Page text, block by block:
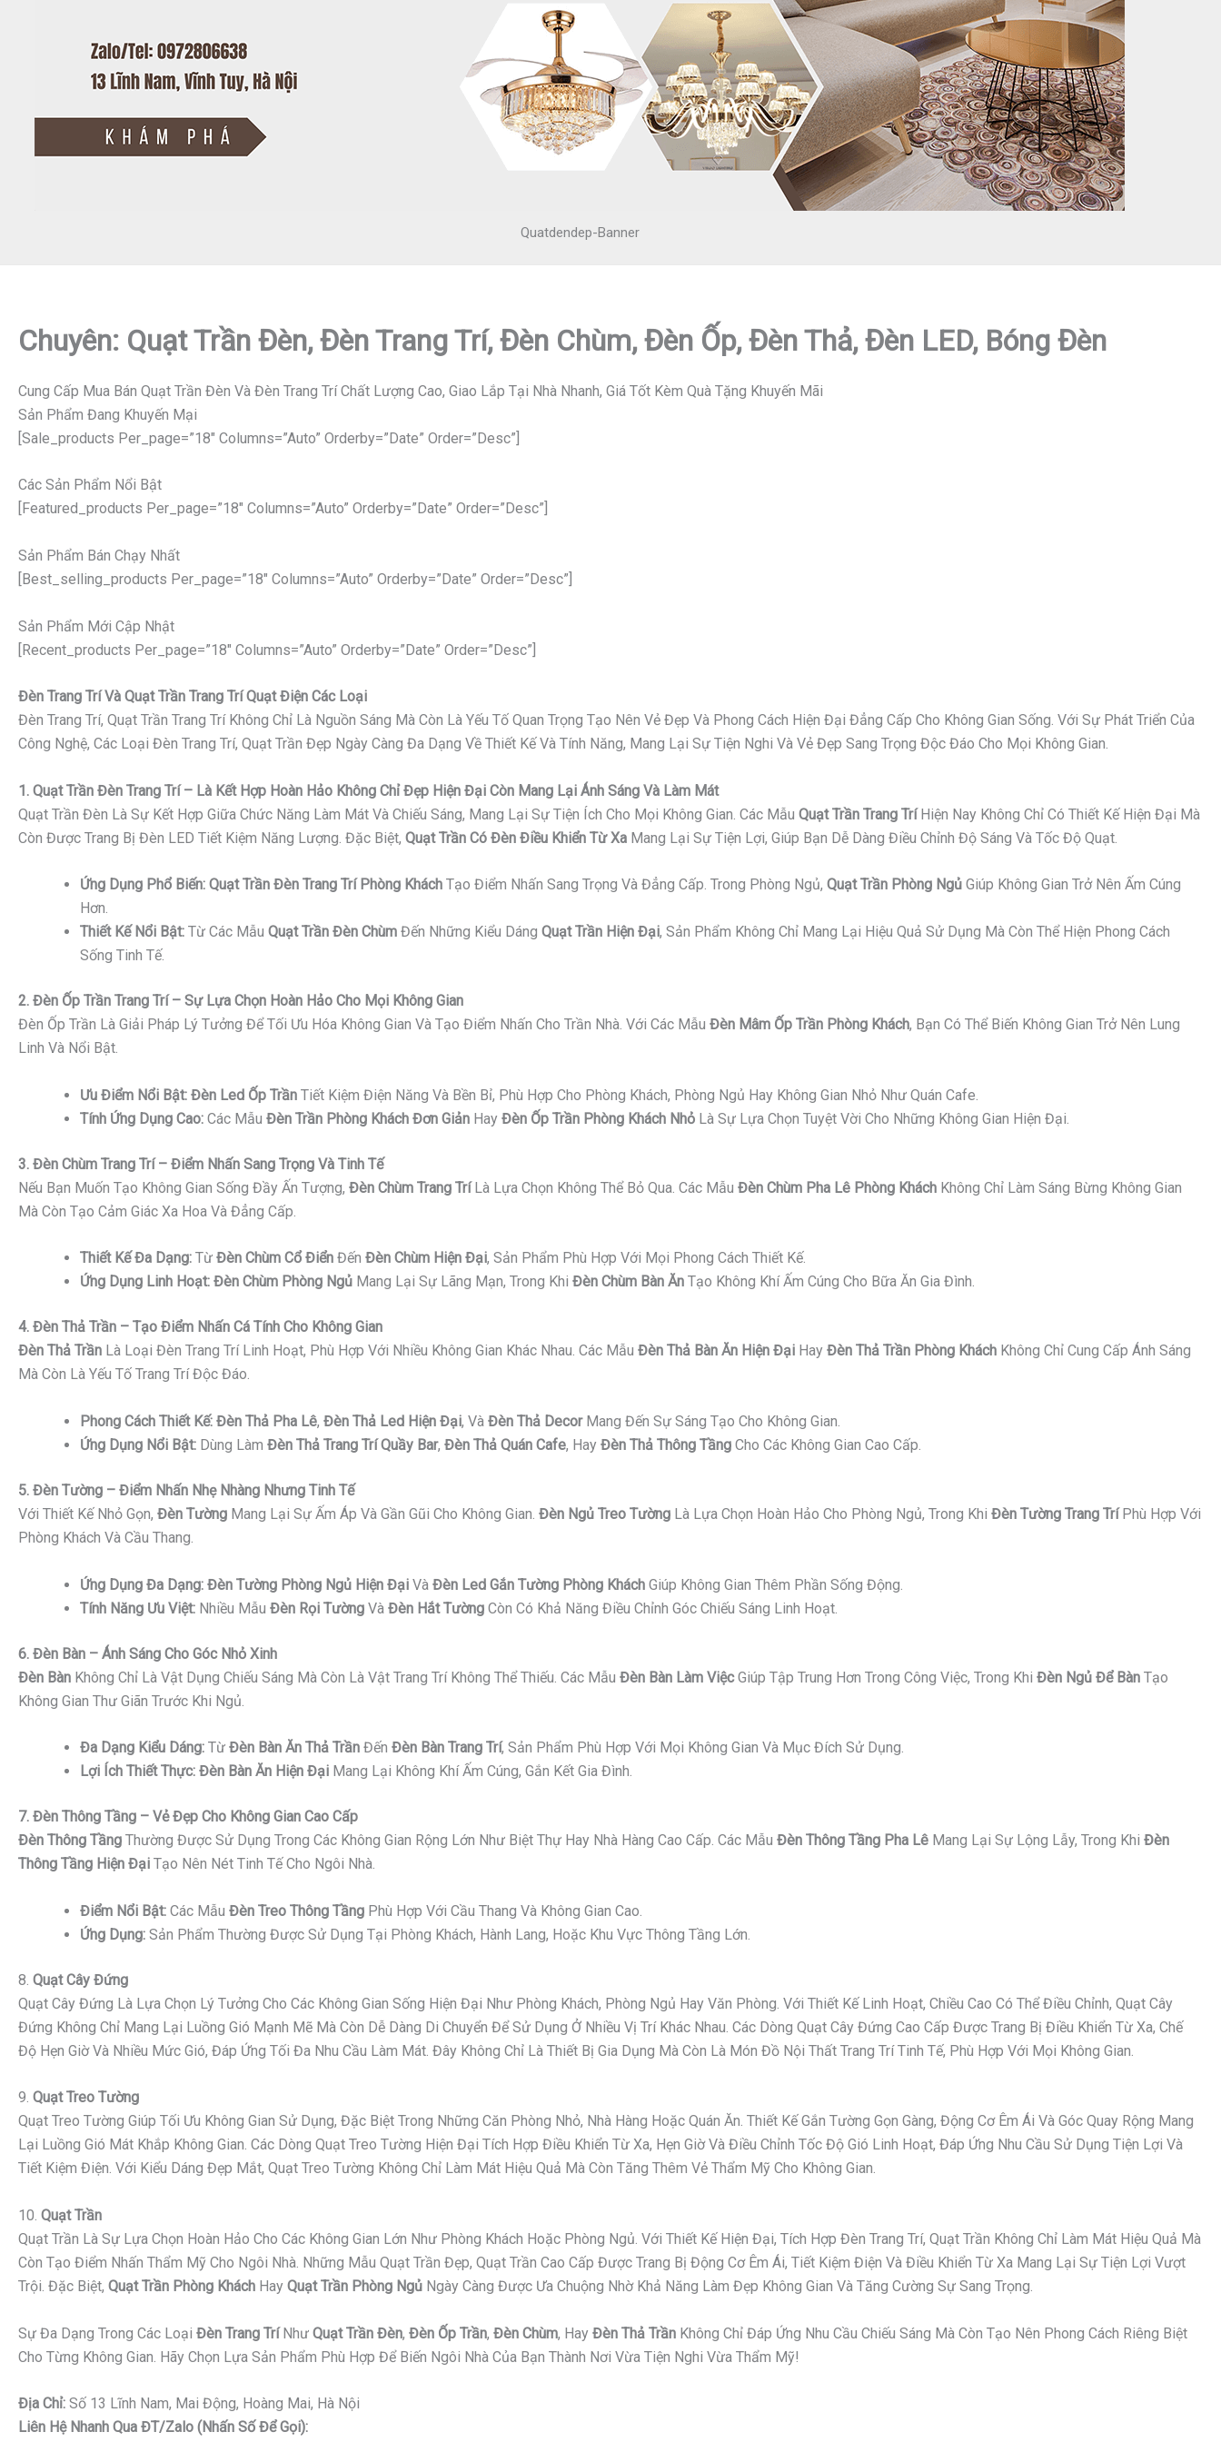
Quatdendep-Banner
Chuyên: Quạt Trần Đèn, Đèn Trang Trí, Đèn Chùm, Đèn Ốp, Đèn Thả, Đèn LED, Bóng Đèn
Cung Cấp Mua Bán Quạt Trần Đèn Và Đèn Trang Trí Chất Lượng Cao, Giao Lắp Tại Nhà Nhanh, Giá Tốt Kèm Quà Tặng Khuyến Mãi
Sản Phẩm Đang Khuyến Mại
[sale_products Per_page=”18″ Columns=”auto” Orderby=”date” Order=”desc”]
Các Sản Phẩm Nổi Bật
[featured_products Per_page=”18″ Columns=”auto” Orderby=”date” Order=”desc”]
Sản Phẩm Bán Chạy Nhất
[best_selling_products Per_page=”18″ Columns=”auto” Orderby=”date” Order=”desc”]
Sản Phẩm Mới Cập Nhật
[recent_products Per_page=”18″ Columns=”auto” Orderby=”date” Order=”desc”]
Đèn Trang Trí Và Quạt Trần Trang Trí Quạt Điện Các Loại
Đèn Trang Trí, Quạt Trần Trang Trí Không Chỉ Là Nguồn Sáng Mà Còn Là Yếu Tố Quan Trọng Tạo Nên Vẻ Đẹp Và Phong Cách Hiện Đại Đẳng Cấp Cho Không Gian Sống. Với Sự Phát Triển Của
Công Nghệ, Các Loại Đèn Trang Trí, Quạt Trần Đẹp Ngày Càng Đa Dạng Về Thiết Kế Và Tính Năng, Mang Lại Sự Tiện Nghi Và Vẻ Đẹp Sang Trọng Độc Đáo Cho Mọi Không Gian.
1. Quạt Trần Đèn Trang Trí – Là Kết Hợp Hoàn Hảo Không Chỉ Đẹp Hiện Đại Còn Mang Lại Ánh Sáng Và Làm Mát
Quạt Trần Đèn Là Sự Kết Hợp Giữa Chức Năng Làm Mát Và Chiếu Sáng, Mang Lại Sự Tiện Ích Cho Mọi Không Gian. Các Mẫu Quạt Trần Trang TríHiện Nay Không Chỉ Có Thiết Kế Hiện Đại Mà
Còn Được Trang Bị Đèn LED Tiết Kiệm Năng Lượng. Đặc Biệt, Quạt Trần Có Đèn Điều Khiển Từ Xa Mang Lại Sự Tiện Lợi, Giúp Bạn Dễ Dàng Điều Chỉnh Độ Sáng Và Tốc Độ Quạt.
Ứng Dụng Phổ Biến: Quạt Trần Đèn Trang Trí Phòng Khách Tạo Điểm Nhấn Sang Trọng Và Đẳng Cấp. Trong Phòng Ngủ, Quạt Trần Phòng Ngủ Giúp Không Gian Trở Nên Ấm Cúng
Hơn.
Thiết Kế Nổi Bật: Từ Các Mẫu Quạt Trần Đèn Chùm Đến Những Kiểu Dáng Quạt Trần Hiện Đại, Sản Phẩm Không Chỉ Mang Lại Hiệu Quả Sử Dụng Mà Còn Thể Hiện Phong Cách
Sống Tinh Tế.
2. Đèn Ốp Trần Trang Trí – Sự Lựa Chọn Hoàn Hảo Cho Mọi Không Gian
Đèn Ốp Trần Là Giải Pháp Lý Tưởng Để Tối Ưu Hóa Không Gian Và Tạo Điểm Nhấn Cho Trần Nhà. Với Các Mẫu Đèn Mâm Ốp Trần Phòng Khách, Bạn Có Thể Biến Không Gian Trở Nên Lung
Linh Và Nổi Bật.
Ưu Điểm Nổi Bật: Đèn Led Ốp Trần Tiết Kiệm Điện Năng Và Bền Bỉ, Phù Hợp Cho Phòng Khách, Phòng Ngủ Hay Không Gian Nhỏ Như Quán Cafe.
Tính Ứng Dụng Cao: Các Mẫu Đèn Trần Phòng Khách Đơn Giản Hay Đèn Ốp Trần Phòng Khách Nhỏ Là Sự Lựa Chọn Tuyệt Vời Cho Những Không Gian Hiện Đại.
3. Đèn Chùm Trang Trí – Điểm Nhấn Sang Trọng Và Tinh Tế
Nếu Bạn Muốn Tạo Không Gian Sống Đầy Ấn Tượng, Đèn Chùm Trang TríLà Lựa Chọn Không Thể Bỏ Qua. Các Mẫu Đèn Chùm Pha Lê Phòng Khách Không Chỉ Làm Sáng Bừng Không Gian
Mà Còn Tạo Cảm Giác Xa Hoa Và Đẳng Cấp.
Thiết Kế Đa Dạng: Từ Đèn Chùm Cổ Điển Đến Đèn Chùm Hiện Đại, Sản Phẩm Phù Hợp Với Mọi Phong Cách Thiết Kế.
Ứng Dụng Linh Hoạt: Đèn Chùm Phòng Ngủ Mang Lại Sự Lãng Mạn, Trong Khi Đèn Chùm Bàn Ăn Tạo Không Khí Ấm Cúng Cho Bữa Ăn Gia Đình.
4. Đèn Thả Trần – Tạo Điểm Nhấn Cá Tính Cho Không Gian
Đèn Thả Trần Là Loại Đèn Trang Trí Linh Hoạt, Phù Hợp Với Nhiều Không Gian Khác Nhau. Các Mẫu Đèn Thả Bàn Ăn Hiện Đại Hay Đèn Thả Trần Phòng Khách Không Chỉ Cung Cấp Ánh Sáng
Mà Còn Là Yếu Tố Trang Trí Độc Đáo.
Phong Cách Thiết Kế: Đèn Thả Pha Lê, Đèn Thả Led Hiện Đại, Và Đèn Thả DecorMang Đến Sự Sáng Tạo Cho Không Gian.
Ứng Dụng Nổi Bật: Dùng Làm Đèn Thả Trang Trí Quầy Bar, Đèn Thả Quán Cafe, Hay Đèn Thả Thông Tầng Cho Các Không Gian Cao Cấp.
5. Đèn Tường – Điểm Nhấn Nhẹ Nhàng Nhưng Tinh Tế
Với Thiết Kế Nhỏ Gọn, Đèn Tường Mang Lại Sự Ấm Áp Và Gần Gũi Cho Không Gian. Đèn Ngủ Treo Tường Là Lựa Chọn Hoàn Hảo Cho Phòng Ngủ, Trong Khi Đèn Tường Trang TríPhù Hợp Với
Phòng Khách Và Cầu Thang.
Ứng Dụng Đa Dạng: Đèn Tường Phòng Ngủ Hiện Đại Và Đèn Led Gắn Tường Phòng Khách Giúp Không Gian Thêm Phần Sống Động.
Tính Năng Ưu Việt: Nhiều Mẫu Đèn Rọi Tường Và Đèn Hắt Tường Còn Có Khả Năng Điều Chỉnh Góc Chiếu Sáng Linh Hoạt.
6. Đèn Bàn – Ánh Sáng Cho Góc Nhỏ Xinh
Đèn Bàn Không Chỉ Là Vật Dụng Chiếu Sáng Mà Còn Là Vật Trang Trí Không Thể Thiếu. Các Mẫu Đèn Bàn Làm ViệcGiúp Tập Trung Hơn Trong Công Việc, Trong Khi Đèn Ngủ Để Bàn Tạo
Không Gian Thư Giãn Trước Khi Ngủ.
Đa Dạng Kiểu Dáng: Từ Đèn Bàn Ăn Thả Trần Đến Đèn Bàn Trang Trí, Sản Phẩm Phù Hợp Với Mọi Không Gian Và Mục Đích Sử Dụng.
Lợi Ích Thiết Thực: Đèn Bàn Ăn Hiện Đại Mang Lại Không Khí Ấm Cúng, Gắn Kết Gia Đình.
7. Đèn Thông Tầng – Vẻ Đẹp Cho Không Gian Cao Cấp
Đèn Thông Tầng Thường Được Sử Dụng Trong Các Không Gian Rộng Lớn Như Biệt Thự Hay Nhà Hàng Cao Cấp. Các Mẫu Đèn Thông Tầng Pha Lê Mang Lại Sự Lộng Lẫy, Trong Khi Đèn
Thông Tầng Hiện Đại Tạo Nên Nét Tinh Tế Cho Ngôi Nhà.
Điểm Nổi Bật: Các Mẫu Đèn Treo Thông Tầng Phù Hợp Với Cầu Thang Và Không Gian Cao.
Ứng Dụng: Sản Phẩm Thường Được Sử Dụng Tại Phòng Khách, Hành Lang, Hoặc Khu Vực Thông Tầng Lớn.
8. Quạt Cây Đứng
Quạt Cây Đứng Là Lựa Chọn Lý Tưởng Cho Các Không Gian Sống Hiện Đại Như Phòng Khách, Phòng Ngủ Hay Văn Phòng. Với Thiết Kế Linh Hoạt, Chiều Cao Có Thể Điều Chỉnh, Quạt Cây
Đứng Không Chỉ Mang Lại Luồng Gió Mạnh Mẽ Mà Còn Dễ Dàng Di Chuyển Để Sử Dụng Ở Nhiều Vị Trí Khác Nhau. Các Dòng Quạt Cây Đứng Cao Cấp Được Trang Bị Điều Khiển Từ Xa, Chế
Độ Hẹn Giờ Và Nhiều Mức Gió, Đáp Ứng Tối Đa Nhu Cầu Làm Mát. Đây Không Chỉ Là Thiết Bị Gia Dụng Mà Còn Là Món Đồ Nội Thất Trang Trí Tinh Tế, Phù Hợp Với Mọi Không Gian.
9. Quạt Treo Tường
Quạt Treo Tường Giúp Tối Ưu Không Gian Sử Dụng, Đặc Biệt Trong Những Căn Phòng Nhỏ, Nhà Hàng Hoặc Quán Ăn. Thiết Kế Gắn Tường Gọn Gàng, Động Cơ Êm Ái Và Góc Quay Rộng Mang
Lại Luồng Gió Mát Khắp Không Gian. Các Dòng Quạt Treo Tường Hiện Đại Tích Hợp Điều Khiển Từ Xa, Hẹn Giờ Và Điều Chỉnh Tốc Độ Gió Linh Hoạt, Đáp Ứng Nhu Cầu Sử Dụng Tiện Lợi Và
Tiết Kiệm Điện. Với Kiểu Dáng Đẹp Mắt, Quạt Treo Tường Không Chỉ Làm Mát Hiệu Quả Mà Còn Tăng Thêm Vẻ Thẩm Mỹ Cho Không Gian.
10. Quạt Trần
Quạt Trần Là Sự Lựa Chọn Hoàn Hảo Cho Các Không Gian Lớn Như Phòng Khách Hoặc Phòng Ngủ. Với Thiết Kế Hiện Đại, Tích Hợp Đèn Trang Trí, Quạt Trần Không Chỉ Làm Mát Hiệu Quả Mà
Còn Tạo Điểm Nhấn Thẩm Mỹ Cho Ngôi Nhà. Những Mẫu Quạt Trần Đẹp, Quạt Trần Cao Cấp Được Trang Bị Động Cơ Êm Ái, Tiết Kiệm Điện Và Điều Khiển Từ Xa Mang Lại Sự Tiện Lợi Vượt
Trội. Đặc Biệt, Quạt Trần Phòng Khách Hay Quạt Trần Phòng Ngủ Ngày Càng Được Ưa Chuộng Nhờ Khả Năng Làm Đẹp Không Gian Và Tăng Cường Sự Sang Trọng.
Sự Đa Dạng Trong Các Loại Đèn Trang TríNhư Quạt Trần Đèn, Đèn Ốp Trần, Đèn Chùm, Hay Đèn Thả Trần Không Chỉ Đáp Ứng Nhu Cầu Chiếu Sáng Mà Còn Tạo Nên Phong Cách Riêng Biệt
Cho Từng Không Gian. Hãy Chọn Lựa Sản Phẩm Phù Hợp Để Biến Ngôi Nhà Của Bạn Thành Nơi Vừa Tiện Nghi Vừa Thẩm Mỹ!
Địa Chỉ: Số 13 Lĩnh Nam, Mai Động, Hoàng Mai, Hà Nội
Liên Hệ Nhanh Qua ĐT/Zalo (nhấn Số Để Gọi):